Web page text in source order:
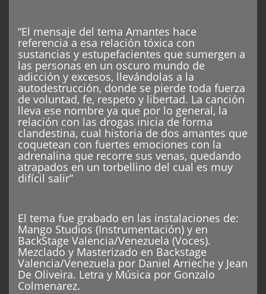
“El mensaje del tema Amantes hace
referencia a esa relación tóxica con
sustancias y estupefacientes que sumergen a
las personas en un oscuro mundo de
adicción y excesos, llevándolas a la
autodestrucción, donde se pierde toda fuerza
de voluntad, fe, respeto y libertad. La canción
lleva ese nombre ya que por lo general, la
relación con las drogas inicia de forma
clandestina, cual historia de dos amantes que
coquetean con fuertes emociones con la
adrenalina que recorre sus venas, quedando
atrapados en un torbellino del cual es muy
difícil salir”
El tema fue grabado en las instalaciones de:
Mango Studios (Instrumentación) y en
BackStage Valencia/Venezuela (Voces).
Mezclado y Masterizado en Backstage
Valencia/Venezuela por Daniel Arrieche y Jean
De Oliveira. Letra y Música por Gonzalo
Colmenarez.